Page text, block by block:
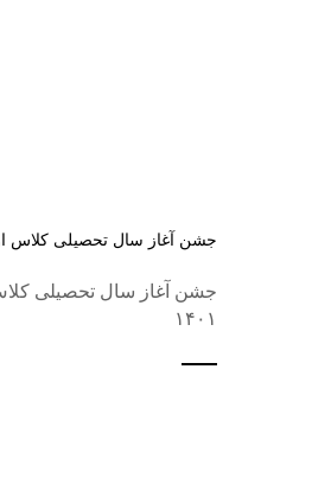
جشن آغاز سال تحصیلی کلاس
جشن آغاز سال تحصیلی
۱۴۰۱